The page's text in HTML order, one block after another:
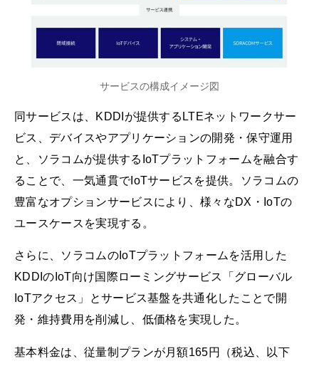
サービスの構成イメージ図
同サービスは、KDDIが提供するLTEネットワークサー
ビス、デバイスやアプリケーションの開発・保守運用
と、ソラコムが提供するIoTプラットフォームを融合す
ることで、一気通貫でIoTサービスを提供。ソラコムの
豊富なオプションサービスにより、様々なDX・IoTの
ユースケースを実現する。
さらに、ソラコムのIoTプラットフォームを活用した
KDDIのIoT向け国際ローミングサービス「グローバル
IoTアクセス」とサービス基盤を共通化したことで開
発・維持費用を削減し、低価格を実現した。
基本料金は、従量制プランが月額165円（税込、以下